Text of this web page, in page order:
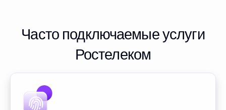
Часто подключаемые услуги
Ростелеком